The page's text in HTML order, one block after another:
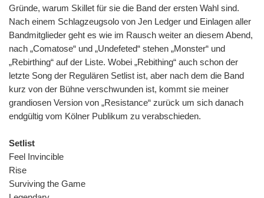
Gründe, warum Skillet für sie die Band der ersten Wahl sind.
Nach einem Schlagzeugsolo von Jen Ledger und Einlagen aller
Bandmitglieder geht es wie im Rausch weiter an diesem Abend,
nach „Comatose“ und „Undefeted“ stehen „Monster“ und
„Rebirthing“ auf der Liste. Wobei „Rebithing“ auch schon der
letzte Song der Regulären Setlist ist, aber nach dem die Band
kurz von der Bühne verschwunden ist, kommt sie meiner
grandiosen Version von „Resistance“ zurück um sich danach
endgültig vom Kölner Publikum zu verabschieden.
Setlist
Feel Invincible
Rise
Surviving the Game